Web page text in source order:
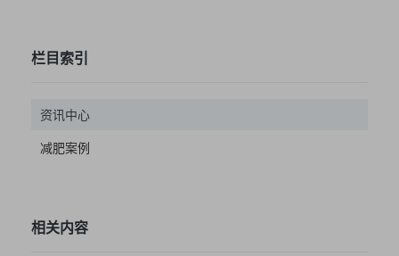
栏目索引
资讯中心
减肥案例
相关内容